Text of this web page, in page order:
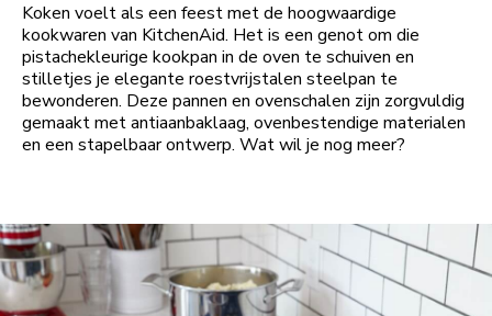
Koken voelt als een feest met de hoogwaardige
kookwaren van KitchenAid. Het is een genot om die
pistachekleurige kookpan in de oven te schuiven en
stilletjes je elegante roestvrijstalen steelpan te
bewonderen. Deze pannen en ovenschalen zijn zorgvuldig
gemaakt met antiaanbaklaag, ovenbestendige materialen
en een stapelbaar ontwerp. Wat wil je nog meer?